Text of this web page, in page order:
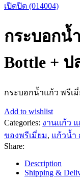
เปิดปิด (014004)
กระบอกน้
Bottle + ป
กระบอกน้ำแก้ว พรีเ
Add to wishlist
Categories: งานแก้ว
ของพรีเมี่ยม, แก้วน้ำ
Share:
Description
Shipping &